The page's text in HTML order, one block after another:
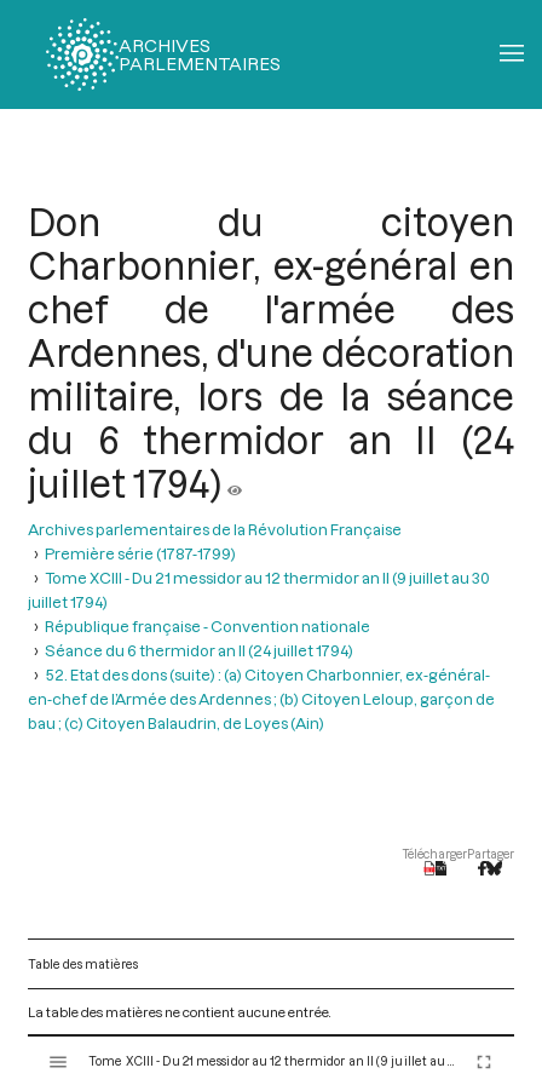
ARCHIVES
PARLEMENTAIRES
Don du citoyen
Charbonnier, ex-général en
chef de l'armée des
Ardennes, d'une décoration
militaire, lors de la séance
du 6 thermidor an II (24
juillet 1794)
Archives parlementaires de la Révolution Française
Première série (1787-1799)
Tome XCIII - Du 21 messidor au 12 thermidor an II (9 juillet au 30
juillet 1794)
République française - Convention nationale
Séance du 6 thermidor an II (24 juillet 1794)
52. Etat des dons (suite) : (a) Citoyen Charbonnier, ex-général-
en-chef de l’Armée des Ardennes ; (b) Citoyen Leloup, garçon de
bau ; (c) Citoyen Balaudrin, de Loyes (Ain)
TéléchargerPartager
Table des matières
La table des matières ne contient aucune entrée.